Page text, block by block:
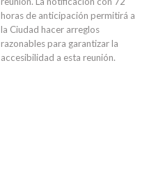
horas de anticipación permitirá a
la Ciudad hacer arreglos
razonables para garantizar la
accesibilidad a esta reunión.